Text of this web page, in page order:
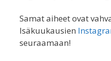
Samat aiheet ovat
Isäkuukausien
seuraamaan!